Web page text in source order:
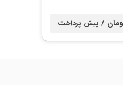
پیش پرداخت